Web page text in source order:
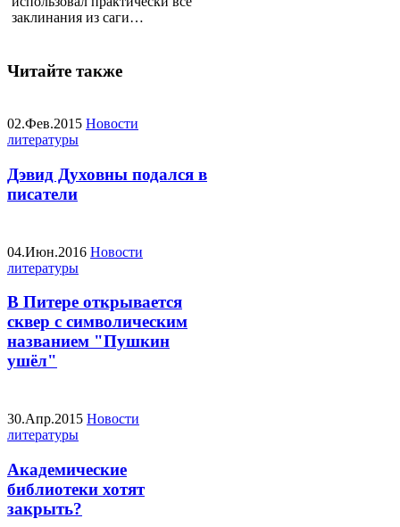
заклинания из саги…
Читайте также
02.Фев.2015 Новости
литературы
Дэвид Духовны подался в
писатели
04.Июн.2016 Новости
литературы
В Питере открывается
сквер с символическим
названием "Пушкин
ушёл"
30.Апр.2015 Новости
литературы
Академические
библиотеки хотят
закрыть?